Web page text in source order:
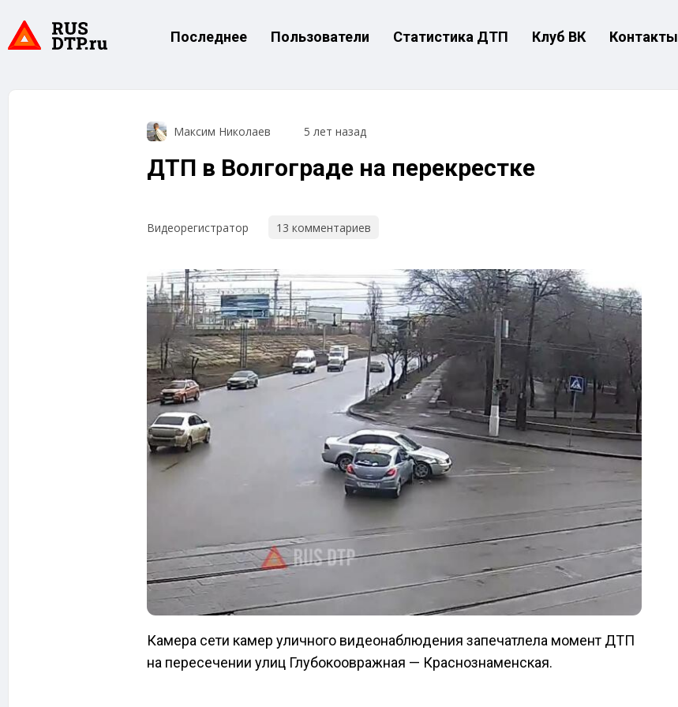
Последнее Пользователи Статистика ДТП Клуб ВК Контакты
Максим Николаев 5 лет назад
ДТП в Волгограде на перекрестке
Видеорегистратор 13 комментариев
Камера сети камер уличного видеонаблюдения запечатлела момент ДТП
на пересечении улиц Глубокоовражная — Краснознаменская.